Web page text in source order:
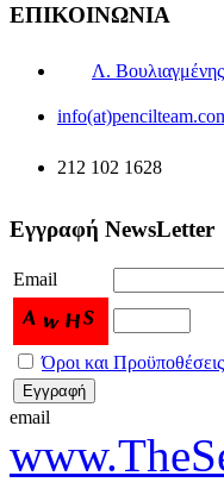
ΕΠΙΚΟΙΝΩΝΙΑ
Λ.
212 102 1628
Εγγραφή NewsLetter
Email
Όροι και Προϋποθέσεις
email